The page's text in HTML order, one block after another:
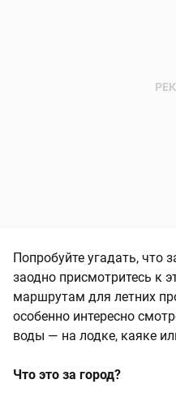
Попробуйте угадать, что
заодно присмотритесь к
маршрутам для летних
особенно интересно
воды — на лодке, каяке
Что это за город?